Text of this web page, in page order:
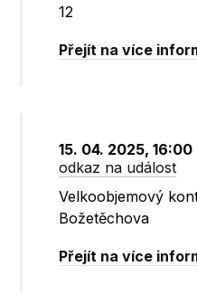
12
Přejít na více
15. 04. 2025,
odkaz na událost
Velkoobjemový
Božetěchova
Přejít na více